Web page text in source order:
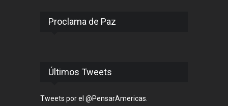
Proclama de Paz
Últimos Tweets
Tweets por el @PensarAmericas.